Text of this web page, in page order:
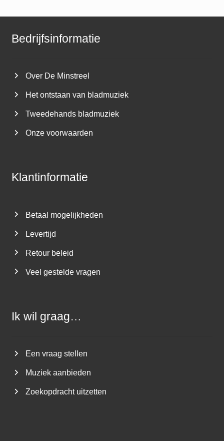
Bedrijfsinformatie
Over De Minstreel
Het ontstaan van bladmuziek
Tweedehands bladmuziek
Onze voorwaarden
Klantinformatie
Betaal mogelijkheden
Levertijd
Retour beleid
Veel gestelde vragen
Ik wil graag…
Een vraag stellen
Muziek aanbieden
Zoekopdracht uitzetten